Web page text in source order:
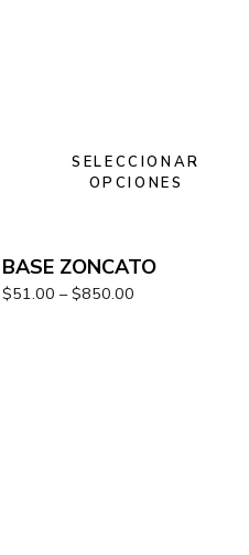
SELECCIONAR
OPCIONES
BASE ZONCATO
$51.00 – $850.00